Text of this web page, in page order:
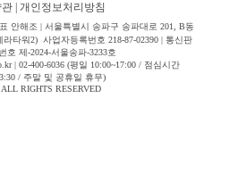
관 개인정보처리방침
안해조 | 서울특별시 송파구 송파대로 201, B동
라타워2) 사업자등록번호 218-87-02390 | 통신판
호 제-2024-서울송파-3233호
| 02-400-6036 (평일 10:00~17:00 / 점심시간
/ 주말 및 공휴일 휴무)
ALL RIGHTS RESERVED